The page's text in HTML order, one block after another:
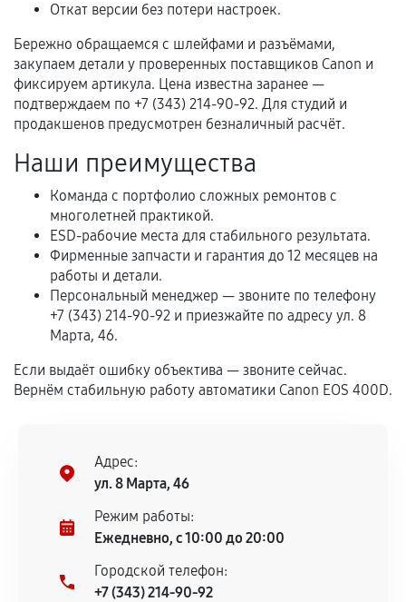
Нарушение правил эксплуатации,
механические повреждения, попадание влаги,
перегрев, коррозия.
Самостоятельный ремонт или вмешательство
третьих лиц.
предусмотрено отдельно.
Обращение после окончания гарантийного
срока.
Программные сбои, если это не указано в
отдельных условиях.
Если комплектующие куплены
самостоятельно
Гарантия на выполненные работы может
Предоставленные детали подходят по
техническим параметрам и не имеют внешних
дефектов.
Установка была выполнена нашим сервисным
центром.
При этом гарантия на сами комплектующие
Откат версии без потери настроек.
Бережно обращаемся с шлейфами и разъёмами,
закупаем детали у проверенных поставщиков Canon и
фиксируем артикула. Цена известна заранее —
подтверждаем по +7 (343) 214-90-92. Для студий и
продакшенов предусмотрен безналичный расчёт.
Наши преимущества
Команда с портфолио сложных ремонтов с
многолетней практикой.
ESD-рабочие места для стабильного результата.
Фирменные запчасти и гарантия до 12 месяцев на
работы и детали.
Персональный менеджер — звоните по телефону
+7 (343) 214-90-92 и приезжайте по адресу ул. 8
Марта, 46.
Если выдаёт ошибку объектива — звоните сейчас.
Вернём стабильную работу автоматики Canon EOS 400D.
Адрес:
ул. 8 Марта, 46
Режим работы:
Ежедневно, с 10:00 до 20:00
Городской телефон:
+7 (343) 214-90-92